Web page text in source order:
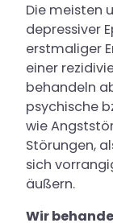
Die meisten
depressiver
erstmaliger
einer
behandeln
psychische
wie
Störungen,
sich
äußern.
Wir